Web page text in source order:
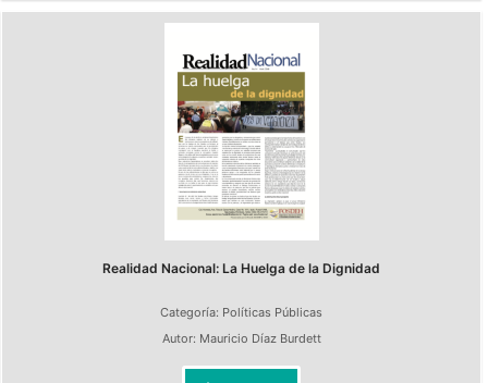
Realidad Nacional: La Huelga de la Dignidad
Categoría: Políticas Públicas
Autor: Mauricio Díaz Burdett